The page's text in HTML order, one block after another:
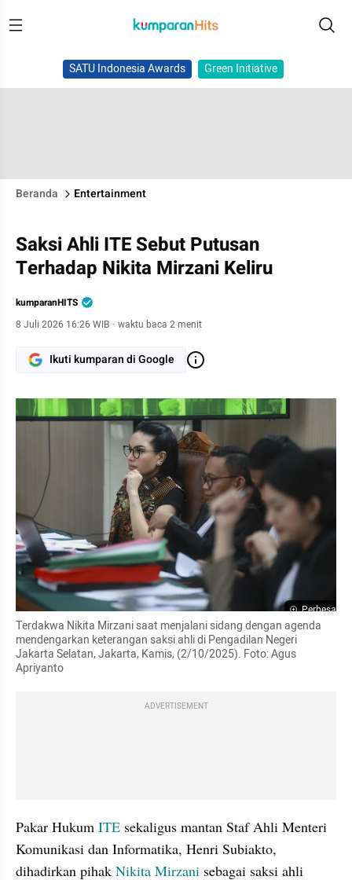
SATU Indonesia Awards Green Initiative
Beranda Entertainment
Saksi Ahli ITE Sebut Putusan
Terhadap Nikita Mirzani Keliru
kumparanHITS
8 Juli 2026 16:26 WIB · waktu baca 2 menit
Ikuti kumparan di Google
Perbesar
Terdakwa Nikita Mirzani saat menjalani sidang dengan agenda
mendengarkan keterangan saksi ahli di Pengadilan Negeri
Jakarta Selatan, Jakarta, Kamis, (2/10/2025). Foto: Agus
Apriyanto
ADVERTISEMENT
Pakar Hukum ITE sekaligus mantan Staf Ahli Menteri
Komunikasi dan Informatika, Henri Subiakto,
dihadirkan pihak Nikita Mirzani sebagai saksi ahli